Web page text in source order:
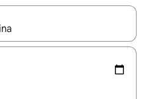
上下の矢印キーを使って移動するか